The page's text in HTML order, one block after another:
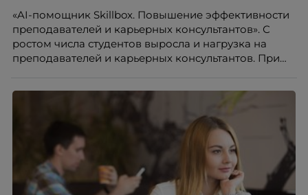
нередко превращаются в фактор, который
негативно влияет HR-бренд работодателя.
«AI-помощник Skillbox. Повышение эффективности
преподавателей и карьерных консультантов». С
ростом числа студентов выросла и нагрузка на
преподавателей и карьерных консультантов. При
повысить эффективность сотрудников, ускорить
процессы, сохранить качество поддержки и
масштабироваться без роста команды. Так и
появился AI-помощник, встроенный в платформу
Skillbox.